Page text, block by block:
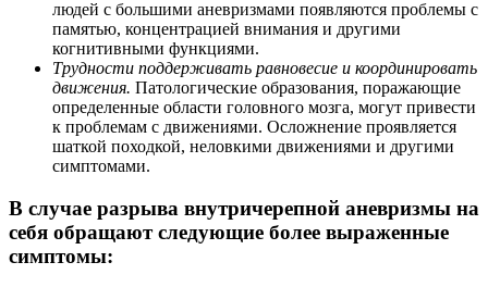
людей с большими аневризмами появляются проблемы с
памятью, концентрацией внимания и другими
когнитивными функциями.
Трудности поддерживать равновесие и координировать
движения. Патологические образования, поражающие
определенные области головного мозга, могут привести
к проблемам с движениями. Осложнение проявляется
шаткой походкой, неловкими движениями и другими
симптомами.
В случае разрыва внутричерепной аневризмы на
себя обращают следующие более выраженные
симптомы: